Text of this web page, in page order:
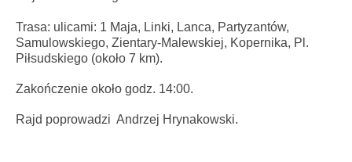
Trasa: ulicami: 1 Maja, Linki, Lanca, Partyzantów,
Samulowskiego, Zientary-Malewskiej, Kopernika, Pl.
Piłsudskiego (około 7 km).
Zakończenie około godz. 14:00.
Rajd poprowadzi Andrzej Hrynakowski.